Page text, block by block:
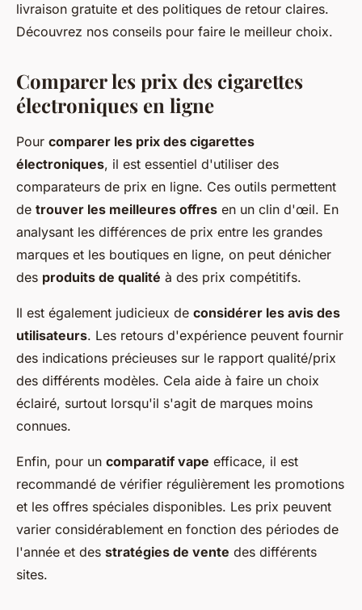
livraison gratuite et des politiques de retour claires.
Découvrez nos conseils pour faire le meilleur choix.
Comparer les prix des cigarettes
électroniques en ligne
Pour comparer les prix des cigarettes
électroniques, il est essentiel d'utiliser des
comparateurs de prix en ligne. Ces outils permettent
de trouver les meilleures offres en un clin d'œil. En
analysant les différences de prix entre les grandes
marques et les boutiques en ligne, on peut dénicher
des produits de qualité à des prix compétitifs.
Il est également judicieux de considérer les avis des
utilisateurs. Les retours d'expérience peuvent fournir
des indications précieuses sur le rapport qualité/prix
des différents modèles. Cela aide à faire un choix
éclairé, surtout lorsqu'il s'agit de marques moins
connues.
Enfin, pour un comparatif vape efficace, il est
recommandé de vérifier régulièrement les promotions
et les offres spéciales disponibles. Les prix peuvent
varier considérablement en fonction des périodes de
l'année et des stratégies de vente des différents
sites.